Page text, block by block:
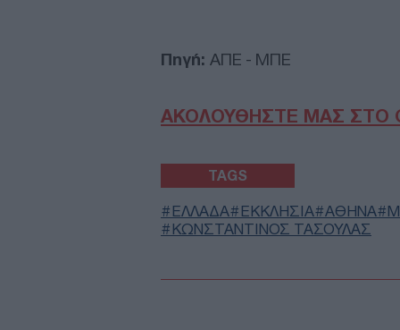
Πηγή: ΑΠΕ - ΜΠΕ
ΑΚΟΛΟΥΘΗΣΤΕ ΜΑΣ ΣΤΟ
TAGS
ΕΛΛΑΔΑ ΕΚΚΛΗΣΙΑ ΑΘΗΝΑ
ΚΩΝΣΤΑΝΤΙΝΟΣ ΤΑΣΟΥΛΑΣ